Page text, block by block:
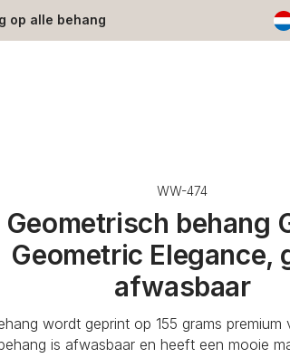
op alle behang
WW-474
Geometrisch behang
Geometric Elegance,
afwasbaar
wordt geprint op 155 grams premium
is afwasbaar en heeft een mooie